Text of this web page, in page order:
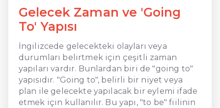
Gelecek Zaman ve 'Going
To' Yapısı
İngilizcede gelecekteki olayları veya
durumları belirtmek için çeşitli zaman
yapıları vardır. Bunlardan biri de "going to"
yapısıdır. "Going to", belirli bir niyet veya
plan ile gelecekte yapılacak bir eylemi ifade
etmek için kullanılır. Bu yapı, "to be" fiilinin